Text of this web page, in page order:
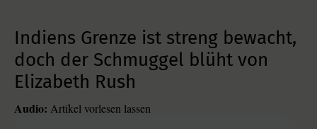
Indiens Grenze ist streng bewacht,
doch der Schmuggel blüht von
Elizabeth Rush
Audio: Artikel vorlesen lassen